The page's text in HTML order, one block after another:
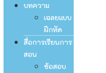
บทความ
เฉลยแบบ
ฝึกหัด
สื่อการเรียนการ
สอน
ข้อสอบ